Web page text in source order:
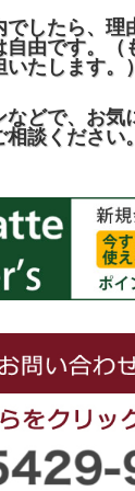
したら、理
由です。（
たします。）
などで、お気
談ください。